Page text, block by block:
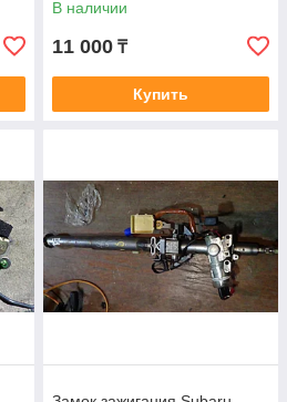
В наличии
11 000 ₸
Купить